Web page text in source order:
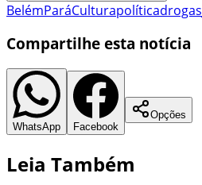
BelémParáCulturapolíticadrogas
Compartilhe esta notícia
WhatsApp Facebook
Opções
Leia Também